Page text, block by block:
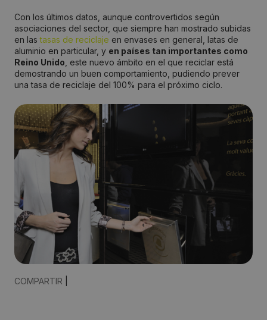
Con los últimos datos, aunque controvertidos según
asociaciones del sector, que siempre han mostrado subidas
en lastasas de reciclaje en envases en general, latas de
aluminio en particular, y en países tan importantes como
Reino Unido , este nuevo ámbito en el que reciclar está
demostrando un buen comportamiento, pudiendo prever
una tasa de reciclaje del 100% para el próximo ciclo.
COMPARTIR